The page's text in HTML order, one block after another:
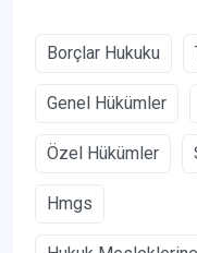
Borçlar Hukuku
Genel Hükümler
Özel Hükümler
Hmgs